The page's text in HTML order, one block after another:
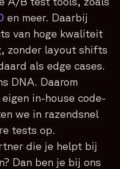
en meer. Daarbij
van hoge kwaliteit
zonder layout shifts
als edge cases.
DNA. Daarom
in-house code-
we in razendsnel
tests op.
die je helpt bij
Dan ben je bij ons